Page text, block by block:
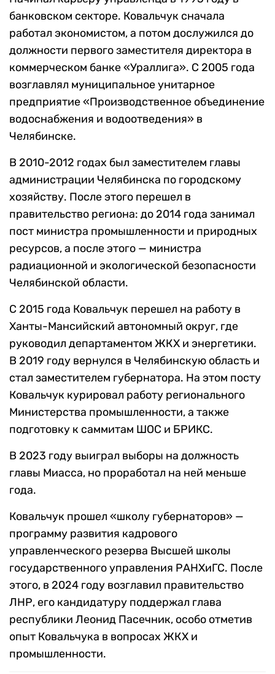
банковском секторе. Ковальчук сначала
работал экономистом, а потом дослужился до
должности первого заместителя директора в
коммерческом банке «Ураллига». С 2005 года
возглавлял муниципальное унитарное
предприятие «Производственное объединение
водоснабжения и водоотведения» в
Челябинске.
В 2010-2012 годах был заместителем главы
администрации Челябинска по городскому
хозяйству. После этого перешел в
правительство региона: до 2014 года занимал
пост министра промышленности и природных
ресурсов, а после этого — министра
радиационной и экологической безопасности
Челябинской области.
С 2015 года Ковальчук перешел на работу в
Ханты-Мансийский автономный округ, где
руководил департаментом ЖКХ и энергетики.
В 2019 году вернулся в Челябинскую область и
стал заместителем губернатора. На этом посту
Ковальчук курировал работу регионального
Министерства промышленности, а также
подготовку к саммитам ШОС и БРИКС.
В 2023 году выиграл выборы на должность
главы Миасса, но проработал на ней меньше
года.
Ковальчук прошел «школу губернаторов» —
программу развития кадрового
управленческого резерва Высшей школы
государственного управления РАНХиГС. После
этого, в 2024 году возглавил правительство
ЛНР, его кандидатуру поддержал глава
республики Леонид Пасечник, особо отметив
опыт Ковальчука в вопросах ЖКХ и
промышленности.